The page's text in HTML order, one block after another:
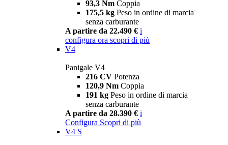
93,3 Nm Coppia
175,5 kg Peso in ordine di marcia
senza carburante
A partire da 22.490 € i
configura ora scopri di più
V4
Panigale V4
216 CV Potenza
120,9 Nm Coppia
191 kg Peso in ordine di marcia
senza carburante
A partire da 28.390 € i
Configura Scopri di più
V4 S